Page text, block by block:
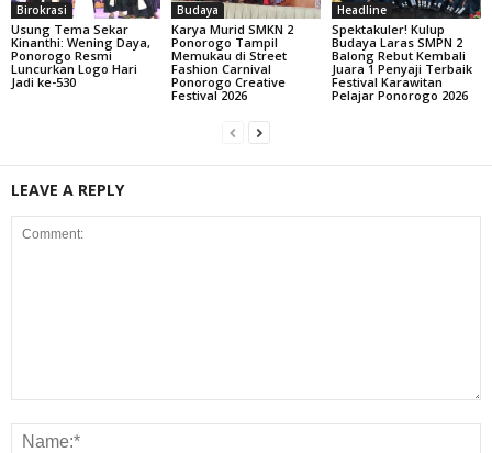
Birokrasi
Usung Tema Sekar
Kinanthi: Wening Daya,
Ponorogo Resmi
Luncurkan Logo Hari
Jadi ke-530
Budaya
Karya Murid SMKN 2
Ponorogo Tampil
Memukau di Street
Fashion Carnival
Ponorogo Creative
Festival 2026
Headline
Spektakuler! Kulup
Budaya Laras SMPN 2
Balong Rebut Kembali
Juara 1 Penyaji Terbaik
Festival Karawitan
Pelajar Ponorogo 2026
LEAVE A REPLY